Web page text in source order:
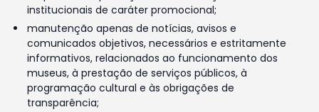
institucionais de caráter promocional;
manutenção apenas de notícias, avisos e
comunicados objetivos, necessários e estritamente
informativos, relacionados ao funcionamento dos
museus, à prestação de serviços públicos, à
programação cultural e às obrigações de
transparência;